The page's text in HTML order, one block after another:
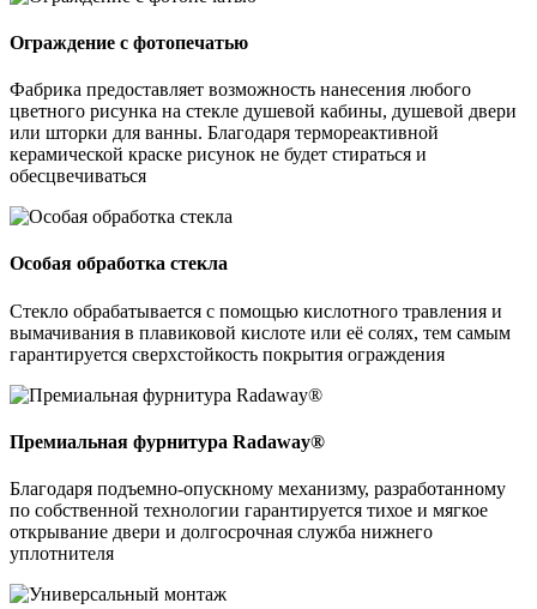
Ограждение с фотопечатью
Фабрика предоставляет возможность нанесения любого
цветного рисунка на стекле душевой кабины, душевой двери
или шторки для ванны. Благодаря термореактивной
керамической краске рисунок не будет стираться и
обесцвечиваться
Особая обработка стекла
Стекло обрабатывается с помощью кислотного травления и
вымачивания в плавиковой кислоте или её солях, тем самым
гарантируется сверхстойкость покрытия ограждения
Премиальная фурнитура Radaway®
Благодаря подъемно-опускному механизму, разработанному
по собственной технологии гарантируется тихое и мягкое
открывание двери и долгосрочная служба нижнего
уплотнителя